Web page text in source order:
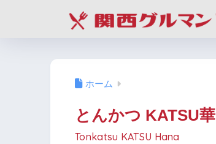
ホーム
とんかつ KATSU華
Tonkatsu KATSU Hana